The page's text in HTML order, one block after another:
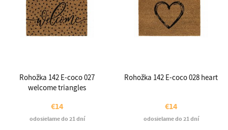
Rohožka 142 E-coco 027
welcome triangles
€14
odosielame do 21 dní
Rohožka 142 E-coco 028 heart
€14
odosielame do 21 dní